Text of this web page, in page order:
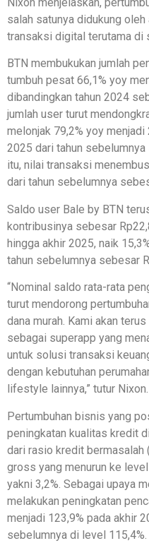
salah satunya didukung
transaksi digital terutama di
BTN membukukan jumlah
tumbuh pesat 66,1% yoy
dibandingkan tahun 2024
jumlah user turut
melonjak 79,2% yoy
2025 dari tahun
itu, nilai transaksi
dari tahun sebelumnya
Saldo user Bale by BTN
kontribusinya sebesar
hingga akhir 2025, naik
tahun sebelumnya sebesar
“Nominal saldo rata-rata
turut mendorong
dana murah. Kami akan
sebagai superapp yang
untuk solusi transaksi
dengan kebutuhan
lifestyle lainnya,” tutur Nixon.
Pertumbuhan bisnis yang
peningkatan kualitas kredit
dari rasio kredit
gross yang menurun ke
yakni 3,2%. Sebagai upaya
melakukan peningkatan
menjadi 123,9% pada akhir
sebelumnya di level 115,4%.